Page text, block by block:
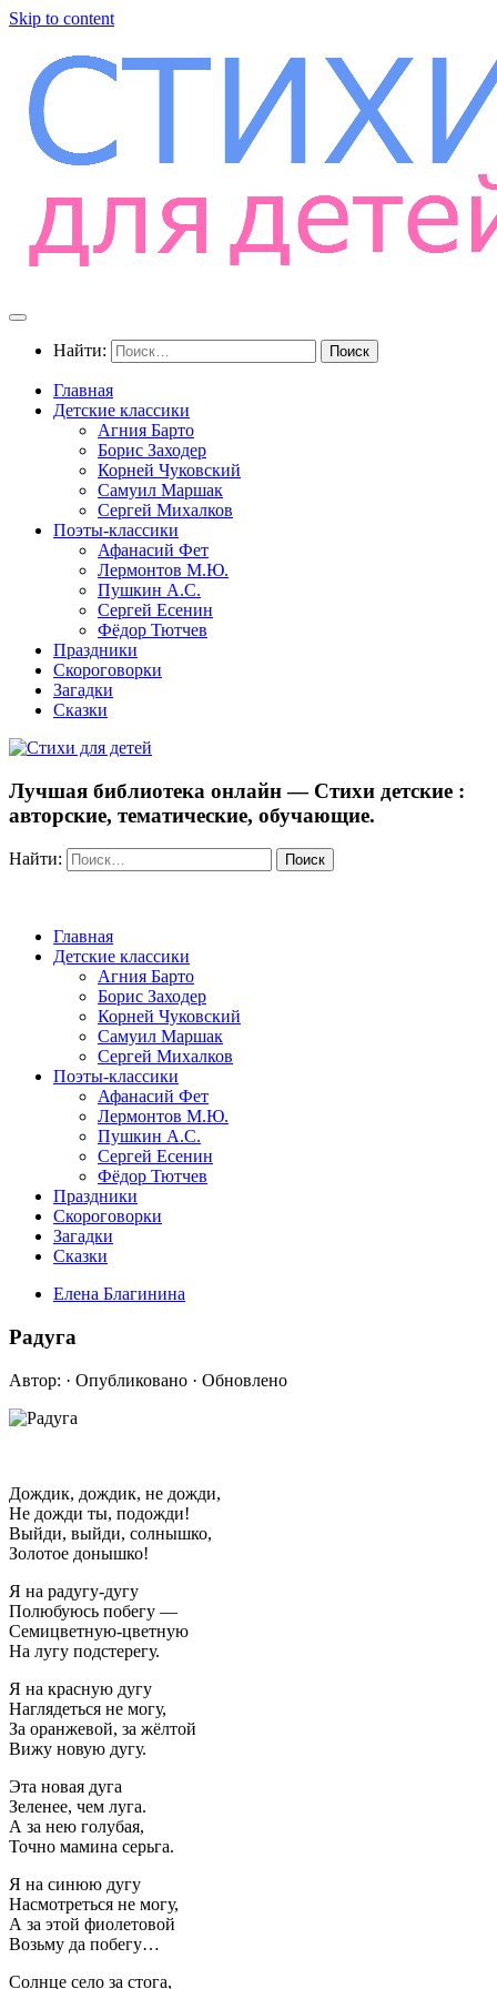
Skip to content
Найти:
Главная
Детские классики
Агния Барто
Борис Заходер
Корней Чуковский
Самуил Маршак
Сергей Михалков
Поэты-классики
Афанасий Фет
Лермонтов М.Ю.
Пушкин А.С.
Сергей Есенин
Фёдор Тютчев
Праздники
Скороговорки
Загадки
Сказки
Лучшая библиотека онлайн — Стихи детские :
авторские, тематические, обучающие.
Найти:
Главная
Детские классики
Агния Барто
Борис Заходер
Корней Чуковский
Самуил Маршак
Сергей Михалков
Поэты-классики
Афанасий Фет
Лермонтов М.Ю.
Пушкин А.С.
Сергей Есенин
Фёдор Тютчев
Праздники
Скороговорки
Загадки
Сказки
Елена Благинина
Радуга
Автор: · Опубликовано · Обновлено
Дождик, дождик, не дожди,
Не дожди ты, подожди!
Выйди, выйди, солнышко,
Золотое донышко!
Я на радугу-дугу
Полюбуюсь побегу —
Семицветную-цветную
На лугу подстерегу.
Я на красную дугу
Наглядеться не могу,
За оранжевой, за жёлтой
Вижу новую дугу.
Эта новая дуга
Зеленее, чем луга.
А за нею голубая,
Точно мамина серьга.
Я на синюю дугу
Насмотреться не могу,
А за этой фиолетовой
Возьму да побегу…
Солнце село за стога,